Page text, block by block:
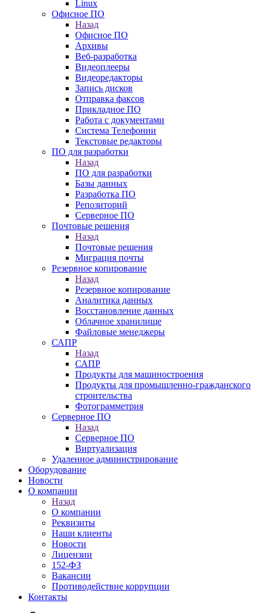
Linux
Офисное ПО
Назад
Офисное ПО
Архивы
Веб-разработка
Видеоплееры
Видеоредакторы
Запись дисков
Отправка факсов
Прикладное ПО
Работа с документами
Система Телефонии
Текстовые редакторы
ПО для разработки
Назад
ПО для разработки
Базы данных
Разработка ПО
Репозиторий
Серверное ПО
Почтовые решения
Назад
Почтовые решения
Миграция почты
Резервное копирование
Назад
Резервное копирование
Аналитика данных
Восстановление данных
Облачное хранилище
Файловые менеджеры
САПР
Назад
САПР
Продукты для машиностроения
Продукты для промышленно-гражданского
строительства
Фотограмметрия
Серверное ПО
Назад
Серверное ПО
Виртуализация
Удаленное администрирование
Оборудование
Новости
О компании
Назад
О компании
Реквизиты
Наши клиенты
Новости
Лицензии
152-ФЗ
Вакансии
Противодействие коррупции
Контакты